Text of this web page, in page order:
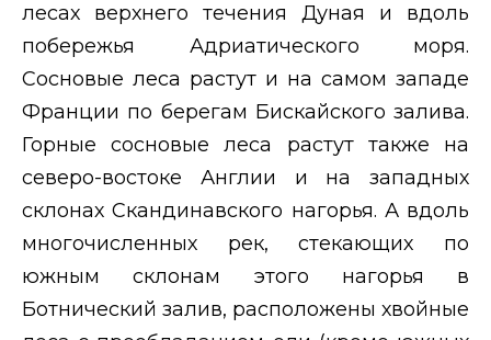
лесах верхнего течения Дуная и вдоль
побережья Адриатического моря.
Сосновые леса растут и на самом западе
Франции по берегам Бискайского залива.
Горные сосновые леса растут также на
северо-востоке Англии и на западных
склонах Скандинавского нагорья. А вдоль
многочисленных рек, стекающих по
южным склонам этого нагорья в
Ботнический залив, расположены хвойные